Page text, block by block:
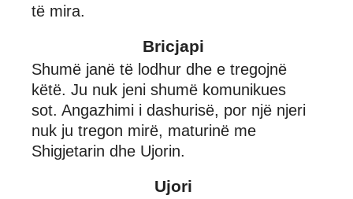
të mira.
Bricjapi
Shumë janë të lodhur dhe e tregojnë
këtë. Ju nuk jeni shumë komunikues
sot. Angazhimi i dashurisë, por një njeri
nuk ju tregon mirë, maturinë me
Shigjetarin dhe Ujorin.
Ujori